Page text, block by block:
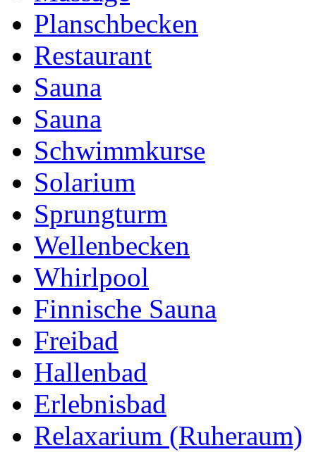
Planschbecken
Restaurant
Sauna
Sauna
Schwimmkurse
Solarium
Sprungturm
Wellenbecken
Whirlpool
Finnische Sauna
Freibad
Hallenbad
Erlebnisbad
Relaxarium (Ruheraum)